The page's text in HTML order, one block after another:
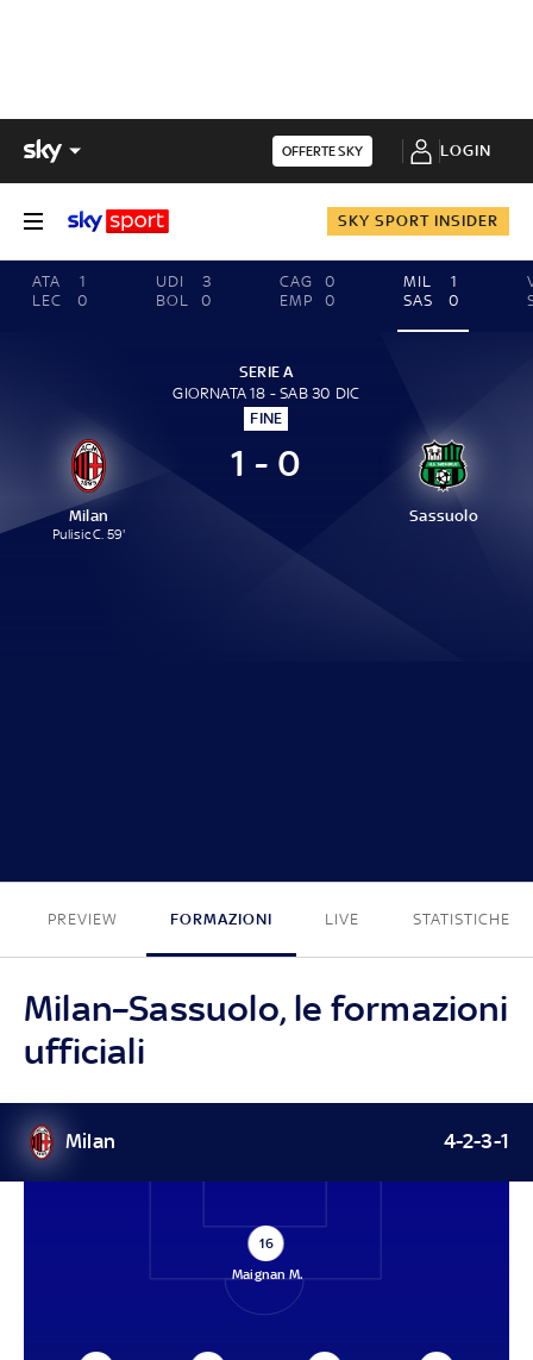
OFFERTE SKY LOGIN
SKY SPORT INSIDER
ATA
1
LEC
0
UDI
3
BOL
0
CAG
0
EMP
0
MIL
1
SAS
0
SERIE A
GIORNATA 18 - SAB 30 DIC
FINE
Milan
Pulisic C. 59'
1 - 0
Sassuolo
PREVIEW FORMAZIONI LIVE STATISTICHE
Milan–Sassuolo, le formazioni
ufficiali
Milan 4-2-3-1
16
Maignan M.